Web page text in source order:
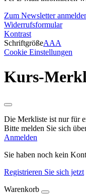
Zum Newsletter
Widerrufsformular
Kontrast
SchriftgrößeAAA
Cookie Einstellungen
Kurs-
Die Merkliste ist nur für
Bitte melden Sie sich
Anmelden
Sie haben noch kein
Registrieren Sie sich jetzt
Warenkorb